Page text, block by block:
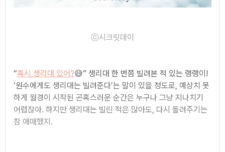
ⓒ시크릿데이
“혹시 생리대 있어?😅” 생리대 한 번쯤 빌려본 적 있는 랭랭이!
‘원수에게도 생리대는 빌려준다’는 말이 있을 정도로, 예상치 못
하게 월경이 시작된 곤혹스러운 순간은 누구나 그냥 지나치기
어렵잖아. 하지만 생리대는 빌린 적은 많아도, 다시 돌려주기는
참 애매했지.